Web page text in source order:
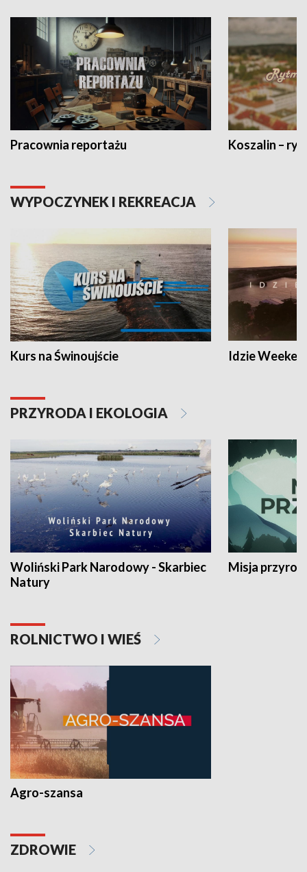
Pracownia reportażu Koszalin –
WYPOCZYNEK I REKREACJA
Kurs na Świnoujście Idzie
PRZYRODA I EKOLOGIA
Woliński Park Narodowy - Skarbiec
Natury
Misja
ROLNICTWO I WIEŚ
Agro-szansa
ZDROWIE